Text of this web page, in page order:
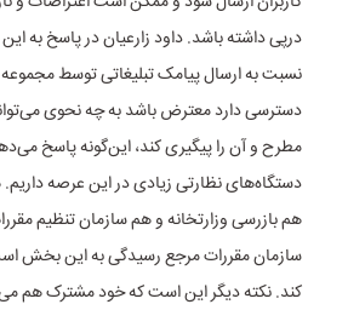
درپی داشته باشد. داود زارعیان در پاسخ به
نسبت به ارسال پیامک تبلیغاتی توسط مجموعه
دسترسی دارد معترض باشد به چه نحوی
مطرح و آن را پیگیری کند، این‌گونه پاسخ
دستگاه‌های نظارتی زیادی در این عرصه داریم.
هم بازرسی وزارتخانه و هم سازمان تنظیم
سازمان مقررات مرجع رسیدگی به این بخش
کند. نکته دیگر این است که خود مشترک هم